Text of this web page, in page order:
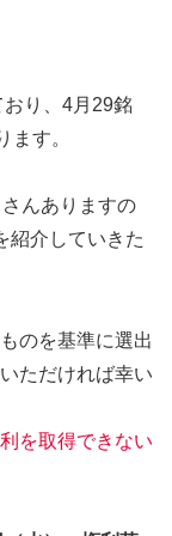
り、4月29銘
ます。
んありますの
紹介していきた
のを基準に選出
ただければ幸い
を取得できない